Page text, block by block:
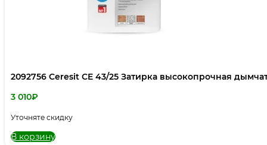
2092756 Ceresit CE 43/25 Затирка высокопрочная
3 010₽
Уточняте скидку
В корзину